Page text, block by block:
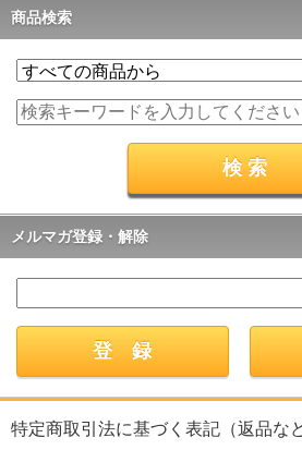
商品検索
メルマガ登録・解除
特定商取引法に基づく表記（返品など